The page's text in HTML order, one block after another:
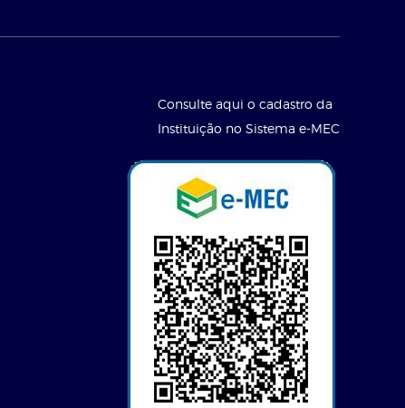
Consulte aqui o cadastro da
Instituição no Sistema e-MEC